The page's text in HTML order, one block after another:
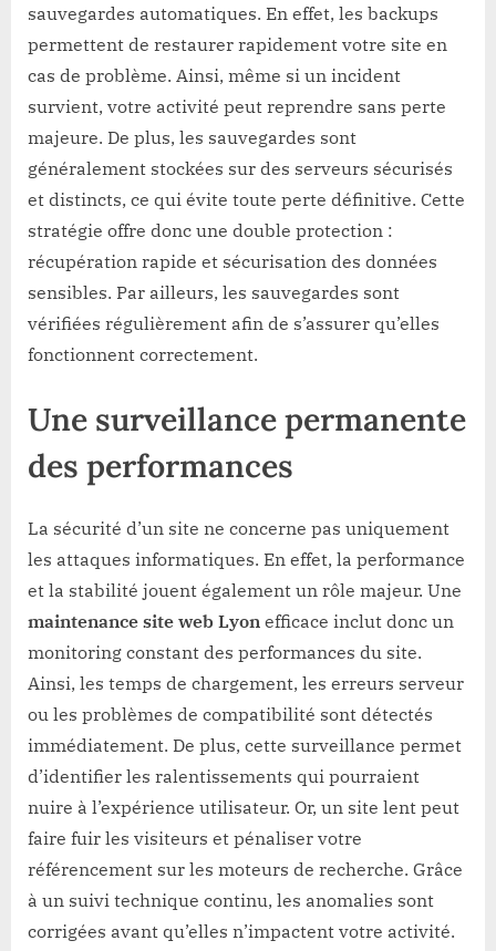
sauvegardes automatiques. En effet, les backups
permettent de restaurer rapidement votre site en
cas de problème. Ainsi, même si un incident
survient, votre activité peut reprendre sans perte
majeure. De plus, les sauvegardes sont
généralement stockées sur des serveurs sécurisés
et distincts, ce qui évite toute perte définitive. Cette
stratégie offre donc une double protection :
récupération rapide et sécurisation des données
sensibles. Par ailleurs, les sauvegardes sont
vérifiées régulièrement afin de s’assurer qu’elles
fonctionnent correctement.
Une surveillance permanente
des performances
La sécurité d’un site ne concerne pas uniquement
les attaques informatiques. En effet, la performance
et la stabilité jouent également un rôle majeur. Une
maintenance site web Lyon efficace inclut donc un
monitoring constant des performances du site.
Ainsi, les temps de chargement, les erreurs serveur
ou les problèmes de compatibilité sont détectés
immédiatement. De plus, cette surveillance permet
d’identifier les ralentissements qui pourraient
nuire à l’expérience utilisateur. Or, un site lent peut
faire fuir les visiteurs et pénaliser votre
référencement sur les moteurs de recherche. Grâce
à un suivi technique continu, les anomalies sont
corrigées avant qu’elles n’impactent votre activité.